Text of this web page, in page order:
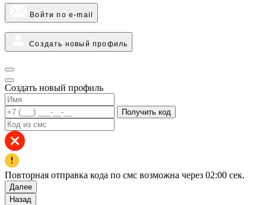
Войти по e-mail
Создать новый профиль
Создать новый профиль
Получить код
Повторная отправка кода по смс возможна через 02:00 сек.
Далее
Назад